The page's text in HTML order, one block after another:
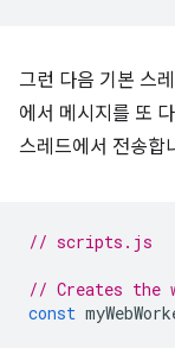
그런 다음 기본 스
에서 메시지를 또
스레드에서 전송합
// scripts.js
// Creates the
const